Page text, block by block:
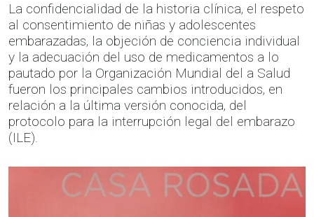
La confidencialidad de la historia clínica, el respeto
al consentimiento de niñas y adolescentes
embarazadas, la objeción de conciencia individual
y la adecuación del uso de medicamentos a lo
pautado por la Organización Mundial del a Salud
fueron los principales cambios introducidos, en
relación a la última versión conocida, del
protocolo para la interrupción legal del embarazo
(ILE).